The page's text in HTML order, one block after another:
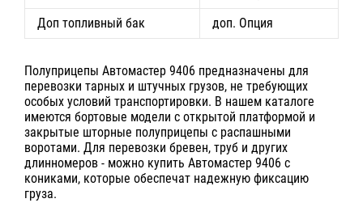
Доп топливный бак
доп. Опция
Полуприцепы Автомастер 9406 предназначены для
перевозки тарных и штучных грузов, не требующих
особых условий транспортировки. В нашем каталоге
имеются бортовые модели с открытой платформой и
закрытые шторные полуприцепы с распашными
воротами. Для перевозки бревен, труб и других
длинномеров - можно купить Автомастер 9406 с
кониками, которые обеспечат надежную фиксацию
груза.